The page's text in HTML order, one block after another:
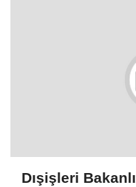
Dışişleri